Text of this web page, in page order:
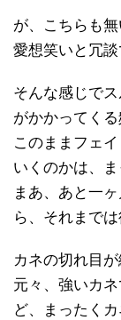
が、こちらも無
愛想笑いと冗談
そんな感じで
がかかってくる
このままフェ
いくのかは、ま
まあ、あと一
ら、それまで
カネの切れ目が
元々、強いカ
ど、まったく